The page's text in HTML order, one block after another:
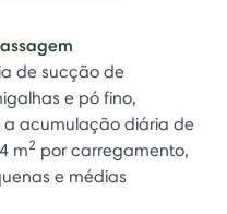
de sucção de
e pó fino,
acumulação diária de
m2 por carregamento,
e médias